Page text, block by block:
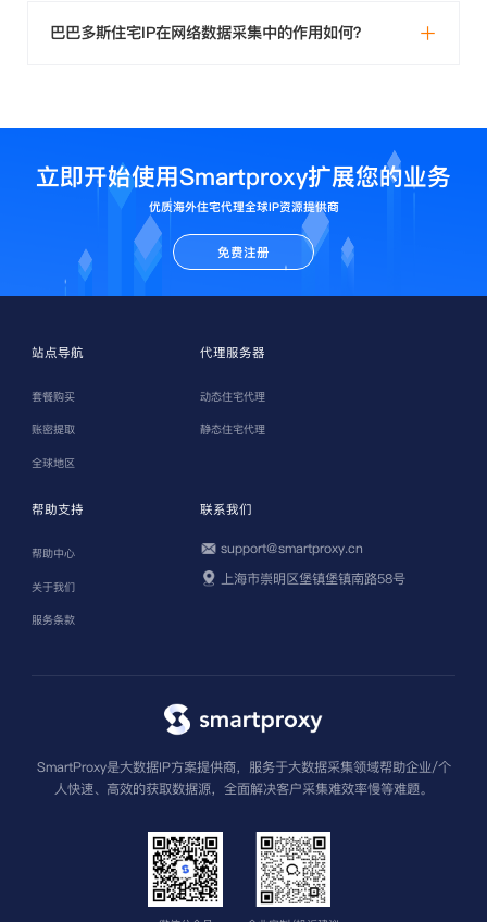
巴巴多斯住宅IP在网络数据采集中的作用如何？
立即开始使用Smartproxy扩展您的业务
优质海外住宅代理全球IP资源提供商
免费注册
站点导航
套餐购买
账密提取
全球地区
代理服务器
动态住宅代理
静态住宅代理
帮助支持
帮助中心
关于我们
服务条款
联系我们
support@smartproxy.cn
上海市崇明区堡镇堡镇南路58号
SmartProxy是大数据IP方案提供商，服务于大数据采集领域帮助企业/个
人快速、高效的获取数据源，全面解决客户采集难效率慢等难题。